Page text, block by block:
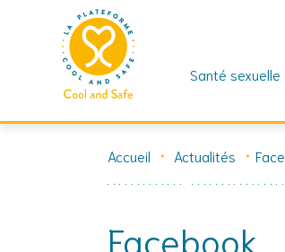
Skip
Santé sexuelle
Accueil Actualités
Facebook